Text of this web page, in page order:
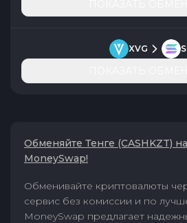
XVG
Обменяйте Тенге (CASHKZT)
MoneySwap!
Обменивайте криптовалюты
сервис без комиссии и по
MoneySwap предлагает